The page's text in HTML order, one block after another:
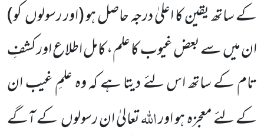
کے ساتھ یقین کا اعلیٰ درجہ حاصل ہو(اور رسولوں کو)
ان میں سے بعض غیوب کا علم، کامل اطلاع اور کشفِ
تام کے ساتھ اس لئے دیتا ہے کہ وہ علمِ غیب ان
کے لئے معجزہ ہو اوراللّٰہتعالیٰ ان رسولوں کے آگے